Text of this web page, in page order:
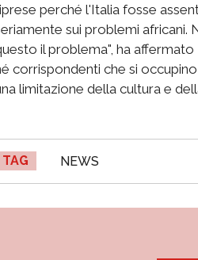
perché l'Italia fosse
sui problemi africani.
il problema", ha
corrispondenti che si
limitazione della cultura e
TAG NEWS